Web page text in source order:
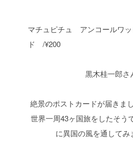
マチュピチュ アンコールワ
ド /¥200
黒木桂一郎さ
絶景のポストカードが届きま
世界一周43ヶ国旅をしたそ
に異国の風を通してみ